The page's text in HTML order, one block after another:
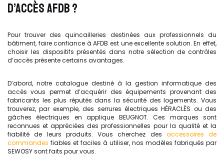
D’ACCÈS AFDB ?
Pour trouver des quincailleries destinées aux professionnels du
bâtiment, faire confiance à AFDB est une excellente solution. En effet,
choisir les dispositifs présentés dans notre sélection de contrôles
d’accès présente certains avantages.
D’abord, notre catalogue destiné à la gestion informatique des
accès vous permet d’acquérir des équipements provenant des
fabricants les plus réputés dans la sécurité des logements. Vous
trouverez, par exemple, des serrures électriques HÉRACLÈS ou des
gâches électriques en applique BEUGNOT. Ces marques sont
reconnues et appréciées des professionnelles pour la qualité et la
fiabilité de leurs produits. Vous cherchez des accessoires de
commandes fiables et faciles à utiliser, nos modèles fabriqués par
SEWOSY sont faits pour vous.